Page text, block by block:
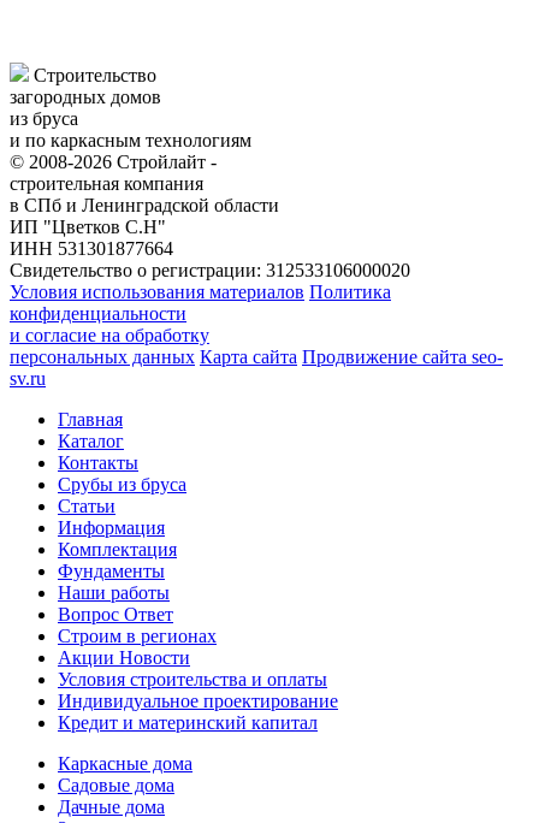
Строительство
загородных домов
из бруса
и по каркасным технологиям
© 2008-2026 Стройлайт -
строительная компания
в СПб и Ленинградской области
ИП "Цветков С.Н"
ИНН 531301877664
Свидетельство о регистрации: 312533106000020
Условия использования материалов Политика
конфиденциальности
и согласие на обработку
персональных данных Карта сайта Продвижение сайта seo-
sv.ru
Главная
Каталог
Контакты
Срубы из бруса
Статьи
Информация
Комплектация
Фундаменты
Наши работы
Вопрос Ответ
Строим в регионах
Акции Новости
Условия строительства и оплаты
Индивидуальное проектирование
Кредит и материнский капитал
Каркасные дома
Садовые дома
Дачные дома